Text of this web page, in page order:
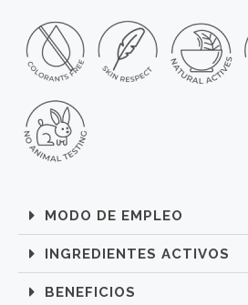
MODO DE EMPLEO
INGREDIENTES ACTIVOS
BENEFICIOS